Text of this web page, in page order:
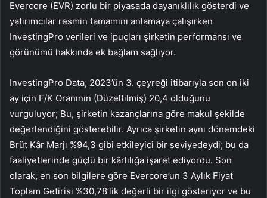
Evercore (EVR) zorlu bir piyasada dayanıklılık gösterdi ve
yatırımcılar resmin tamamını anlamaya çalışırken
InvestingPro verileri ve ipuçları şirketin performansı ve
görünümü hakkında ek bağlam sağlıyor.
InvestingPro Data, 2023’ün 3. çeyreği itibarıyla son on iki
ay için F/K Oranının (Düzeltilmiş) 20,4 olduğunu
vurguluyor; Bu, şirketin kazançlarına göre makul şekilde
değerlendiğini gösterebilir. Ayrıca şirketin aynı dönemdeki
Brüt Kâr Marjı %94,3 gibi etkileyici bir seviyedeydi; bu da
faaliyetlerinde güçlü bir kârlılığa işaret ediyordu. Son
olarak, en son bilgilere göre Evercore’un 3 Aylık Fiyat
Toplam Getirisi %30,78’lik değerli bir ilgi gösteriyor ve bu